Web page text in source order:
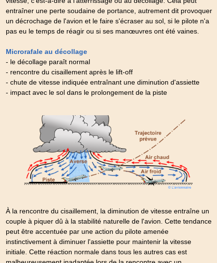
entraîner une perte soudaine de portance, autrement dit provoquer
un décrochage de l'avion et le faire s'écraser au sol, si le pilote n'a
pas eu le temps de réagir ou si ses manœuvres ont été vaines.
Microrafale au décollage
- le décollage paraît normal
- rencontre du cisaillement après le lift-off
- chute de vitesse indiquée entraînant une diminution d'assiette
- impact avec le sol dans le prolongement de la piste
À la rencontre du cisaillement, la diminution de vitesse entraîne un
couple à piquer dû à la stabilité naturelle de l'avion. Cette tendance
peut être accentuée par une action du pilote amenée
instinctivement à diminuer l'assiette pour maintenir la vitesse
initiale. Cette réaction normale dans tous les autres cas est